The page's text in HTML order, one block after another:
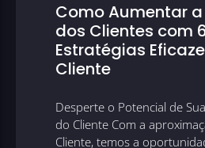
Como Aumentar
dos Clientes com
Estratégias
Cliente
Desperte o Potencial de
do Cliente Com a
Cliente, temos a